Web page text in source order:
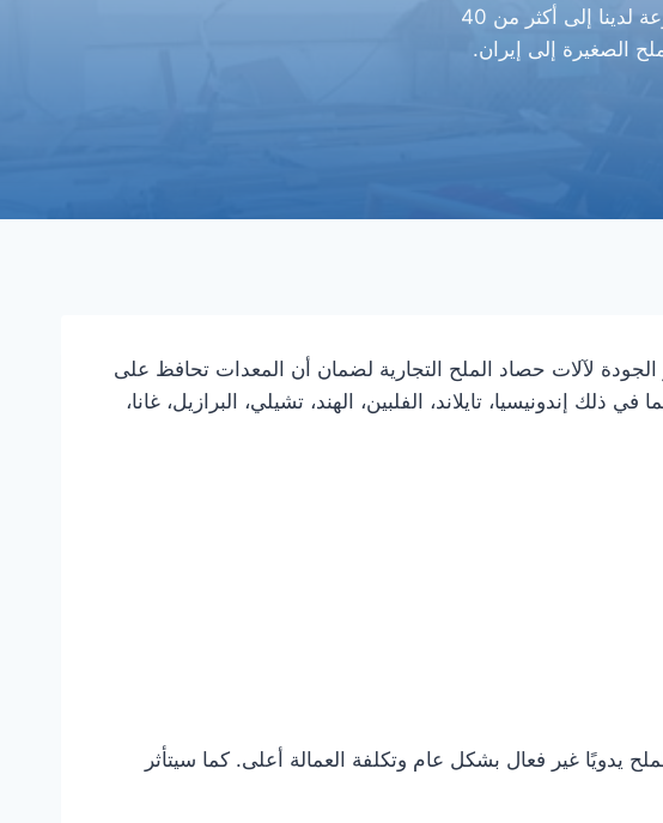
في الوقت الحاضر، تم تصدير مجمعات الملح التجارية المتنوعة لدينا إلى أكثر من 40
الصغيرة إلى إيران.
الجودة لآلات حصاد الملح التجارية لضمان أن المعدات تحافظ على
تصدير مجمعات الملح المتنوعة لدينا إلى أكثر من 40 دولة ومنطقة بما في ذلك إندونيسيا، تايلاند، الفلبين، الهند، تشيلي، البرازيل، غانا،
غير فعال بشكل عام وتكلفة العمالة أعلى. كما سيتأثر